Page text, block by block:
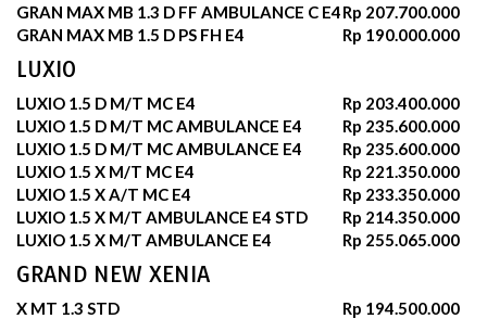
GRAN MAX MB 1.3 D FF AMBULANCE C E4Rp 207.700.000
GRAN MAX MB 1.5 D PS FH E4
Rp 190.000.000
LUXIO
LUXIO 1.5 D M/T MC E4
Rp 203.400.000
LUXIO 1.5 D M/T MC AMBULANCE E4
Rp 235.600.000
LUXIO 1.5 D M/T MC AMBULANCE E4
Rp 235.600.000
LUXIO 1.5 X M/T MC E4
Rp 221.350.000
LUXIO 1.5 X A/T MC E4
Rp 233.350.000
LUXIO 1.5 X M/T AMBULANCE E4 STD
Rp 214.350.000
LUXIO 1.5 X M/T AMBULANCE E4
Rp 255.065.000
GRAND NEW XENIA
X MT 1.3 STD
Rp 194.500.000